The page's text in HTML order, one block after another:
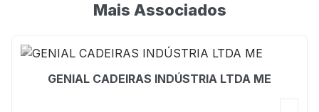
Mais Associados
GENIAL CADEIRAS INDÚSTRIA LTDA ME